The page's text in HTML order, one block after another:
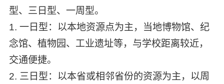
型、三日型、一周型。
1. 一日型：以本地资源点为主，当地博物馆、纪
念馆、植物园、工业遗址等，与学校距离较近，
交通便捷。
2. 三日型：以本省或相邻省份的资源为主，以周